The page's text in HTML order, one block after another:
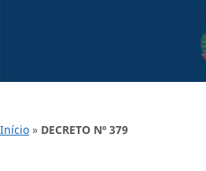
Início » DECRETO Nº 379